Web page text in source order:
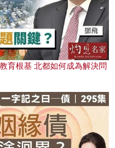
育根基 北都如何成為解決問